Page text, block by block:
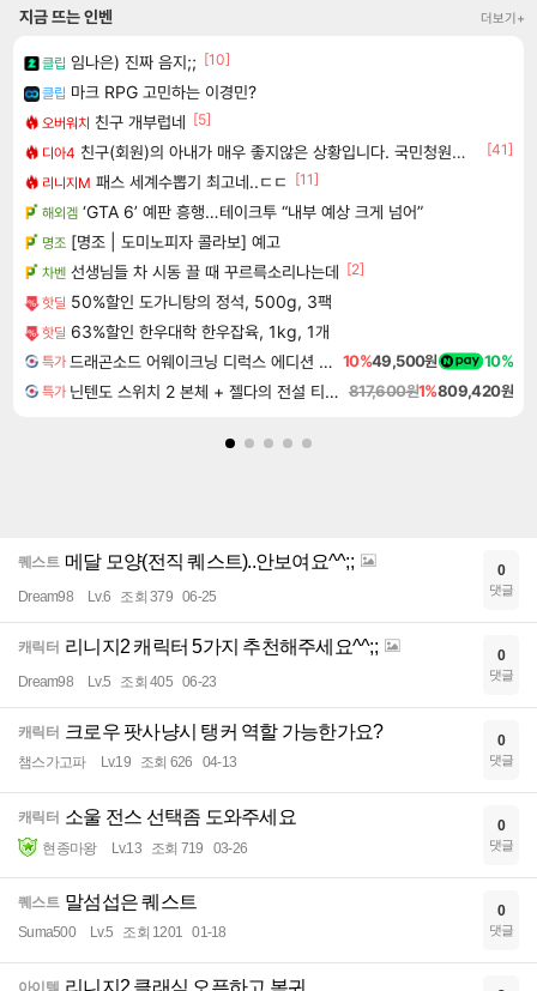
지금 뜨는 인벤 더보기+
클립 임나은) 진짜 음지;; [10]
클립 마크 RPG 고민하는 이경민?
오버워치 친구 개부럽네 [5]
디아4 친구(회원)의 아내가 매우 좋지않은 상황입니다. 국민청원동의를 부탁드립니다.(췌장암 신약)
[41]
리니지M 패스 세계수뽑기 최고네..ㄷㄷ
[11]
해외겜 ‘GTA 6’ 예판 흥행…테이크투 “내부 예상 크게 넘어”
명조 [명조 | 도미노피자 콜라보] 예고
차벤 선생님들 차 시동 끌 때 꾸르륵소리나는데 [2]
핫딜 50%할인 도가니탕의 정석, 500g, 3팩
핫딜 63%할인 한우대학 한우잡육, 1kg, 1개
특가 드래곤소드 어웨이크닝 디럭스 에디션 DragonSword Awakening Deluxe Edition 10%49,500원 10%
특가 닌텐도 스위치 2 본체 + 젤다의 전설 티어스 오브 더 킹덤 닌텐도 스위치 2 에디션 + 젤다의 전설 브레스 오브 더 와일드 닌텐도 스위치 2 에디션 번들 817,600원1%809,420원
퀘스트 메달 모양(전직 퀘스트)..안보여요^^;;
Dream98 Lv.6 조회 379 06-25
0
댓글
캐릭터 리니지2 캐릭터 5가지 추천해주세요^^;;
Dream98 Lv.5 조회 405 06-23
0
댓글
캐릭터 크로우 팟사냥시 탱커 역할 가능한가요?
챔스가고파 Lv.19 조회 626 04-13
0
댓글
캐릭터 소울 전스 선택좀 도와주세요
현종마왕 Lv.13 조회 719 03-26
0
댓글
퀘스트 말섬섭은 퀘스트
Suma500 Lv.5 조회 1201 01-18
0
댓글
아이템 리니지2 클래식 오픈하고 복귀